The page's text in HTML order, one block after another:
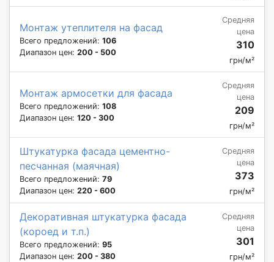
Монтаж утеплителя на фасад
Всего предложений: 106
Диапазон цен: 200 - 500
Средняя
цена
310
грн/м²
Монтаж армосетки для фасада
Всего предложений: 108
Диапазон цен: 120 - 300
Средняя
цена
209
грн/м²
Штукатурка фасада цементно-
песчанная (маячная)
Всего предложений: 79
Диапазон цен: 220 - 600
Средняя
цена
373
грн/м²
Декоративная штукатурка фасада
(короед и т.п.)
Всего предложений: 95
Диапазон цен: 200 - 380
Средняя
цена
301
грн/м²